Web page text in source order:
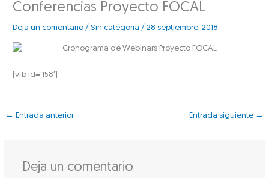
Conferencias Proyecto FOCAL
Deja un comentario /Sin categoría /28 septiembre, 2018
[vfb id=’158′]
← Entrada anterior Entrada siguiente →
Deja un comentario